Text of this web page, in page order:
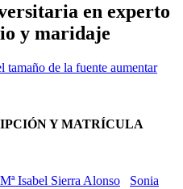
en experto
y maridaje
tamaño de la fuente aumentar
Y MATRÍCULA
Mª Isabel Sierra Alonso
Sonia